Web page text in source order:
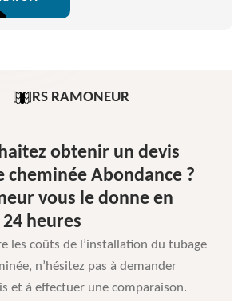
RS RAMONEUR
obtenir un devis
cheminée Abondance ?
vous le donne en
heures
les coûts de l’installation du tubage
n’hésitez pas à demander
et à effectuer une comparaison.